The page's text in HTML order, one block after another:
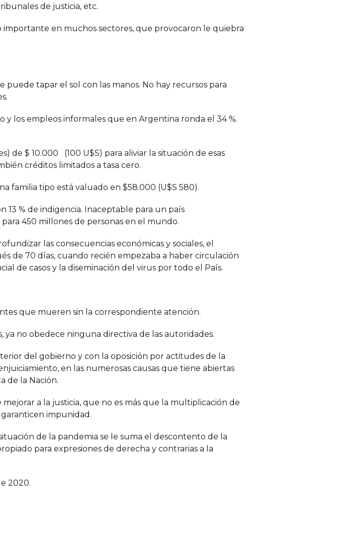
de justicia, etc.
en muchos sectores, que provocaron le quiebra
puede tapar el sol con las manos. No hay recursos para
los empleos informales que en Argentina ronda el 34 %.
de $ 10.000 (100 U$S) para aliviar la situación de esas
créditos limitados a tasa cero.
familia tipo está valuado en $58.000 (U$S 580).
13 % de indigencia. Inaceptable para un país
450 millones de personas en el mundo.
las consecuencias económicas y sociales, el
de 70 días, cuando recién empezaba a haber circulación
de casos y la diseminación del virus por todo el País.
que mueren sin la correspondiente atención.
ya no obedece ninguna directiva de las autoridades.
del gobierno y con la oposición por actitudes de la
en las numerosas causas que tiene abiertas
de la Nación.
a la justicia, que no es más que la multiplicación de
impunidad.
de la pandemia se le suma el descontento de la
para expresiones de derecha y contrarias a la
2020.